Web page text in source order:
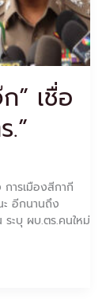
” เชื่อ
.”
ารเมืองสีกากี
ะ อีกนานถึง
ะบุ ผบ.ตร.คนใหม่